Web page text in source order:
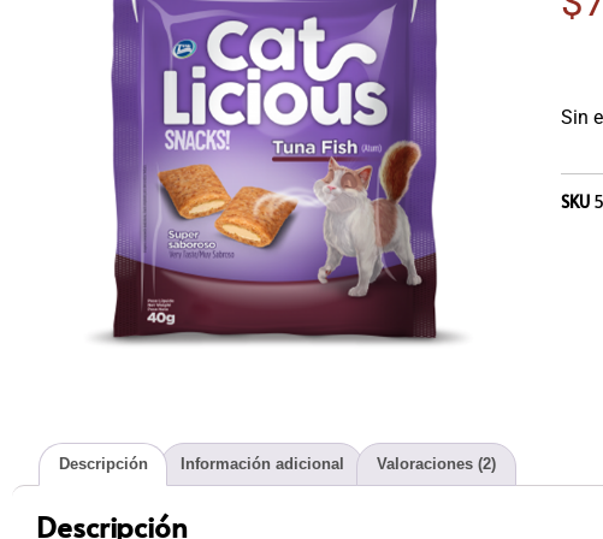
Sin
SKU
Descripción Información adicional Valoraciones (2)
Descripción